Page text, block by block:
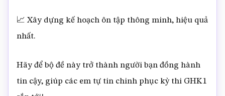
📈 Xây dựng kế hoạch ôn tập thông minh, hiệu quả
nhất.
Hãy để bộ đề này trở thành người bạn đồng hành
tin cậy, giúp các em tự tin chinh phục kỳ thi GHK1